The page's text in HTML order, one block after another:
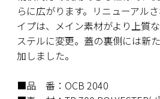
らに広がります。リニューアル
イプは、メイン素材がより上質
ステルに変更。蓋の裏側には新
加しました。
■品 番：OCB 2040